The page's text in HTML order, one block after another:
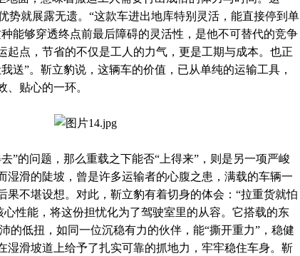
势就展露无遗。“这款车进出地库特别灵活，能直接停到单
能够穿透终点前最后障碍的灵活性，是他不可替代的竞争
起点，节省的不仅是工人的力气，更是工期与成本。也正
送”。靳立豹说，这辆车的价值，已从单纯的运输工具，
、贴心的一环。
”的问题，那么重载之下能否“上得来”，则是另一项严峻
湿滑的陡坡，曾是许多运输者的心腹之患，满载的车辆一
果不堪设想。对此，靳立豹有着切身的体会：“拉重货就怕
心性能，将这份担忧化为了驾驶室里的从容。它搭载的东
的低扭，如同一位沉稳有力的伙伴，能“撕开重力”，稳健
湿滑坡道上给予了扎实可靠的抓地力，牢牢稳住车身。靳